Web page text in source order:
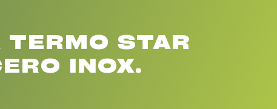
TERMO STAR
INOX.